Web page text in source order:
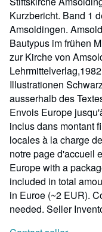
Kurzbericht. Band 1
Amsoldingen.
Bautypus im frühen
zur Kirche von
Illustrationen
ausserhalb des
Envois Europe
inclus dans montant
locales à la charge
notre page d'accueil
Europe with a
included in total
in Euroe (~2 EUR).
needed. Seller